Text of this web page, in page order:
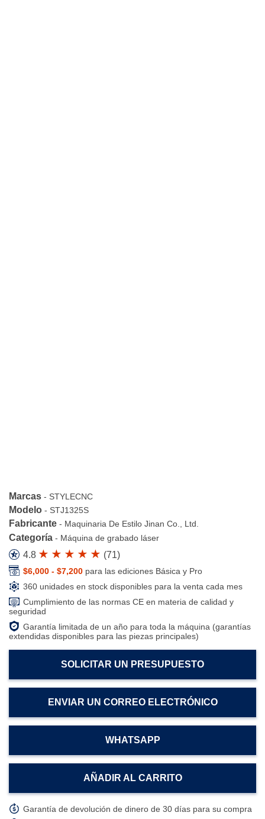
Marcas - STYLECNC
Modelo - STJ1325S
Fabricante - Maquinaria De Estilo Jinan Co., Ltd.
Categoría - Máquina de grabado láser
4.8 (71)
$6,000 - $7,200 para las ediciones Básica y Pro
360 unidades en stock disponibles para la venta cada mes
Cumplimiento de las normas CE en materia de calidad y
seguridad
Garantía limitada de un año para toda la máquina (garantías
extendidas disponibles para las piezas principales)
SOLICITAR UN PRESUPUESTO
ENVIAR UN CORREO ELECTRÓNICO
WHATSAPP
AÑADIR AL CARRITO
Garantía de devolución de dinero de 30 días para su compra